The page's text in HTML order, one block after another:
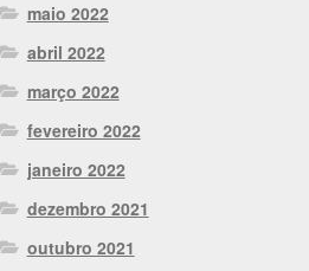
maio 2022
abril 2022
março 2022
fevereiro 2022
janeiro 2022
dezembro 2021
outubro 2021